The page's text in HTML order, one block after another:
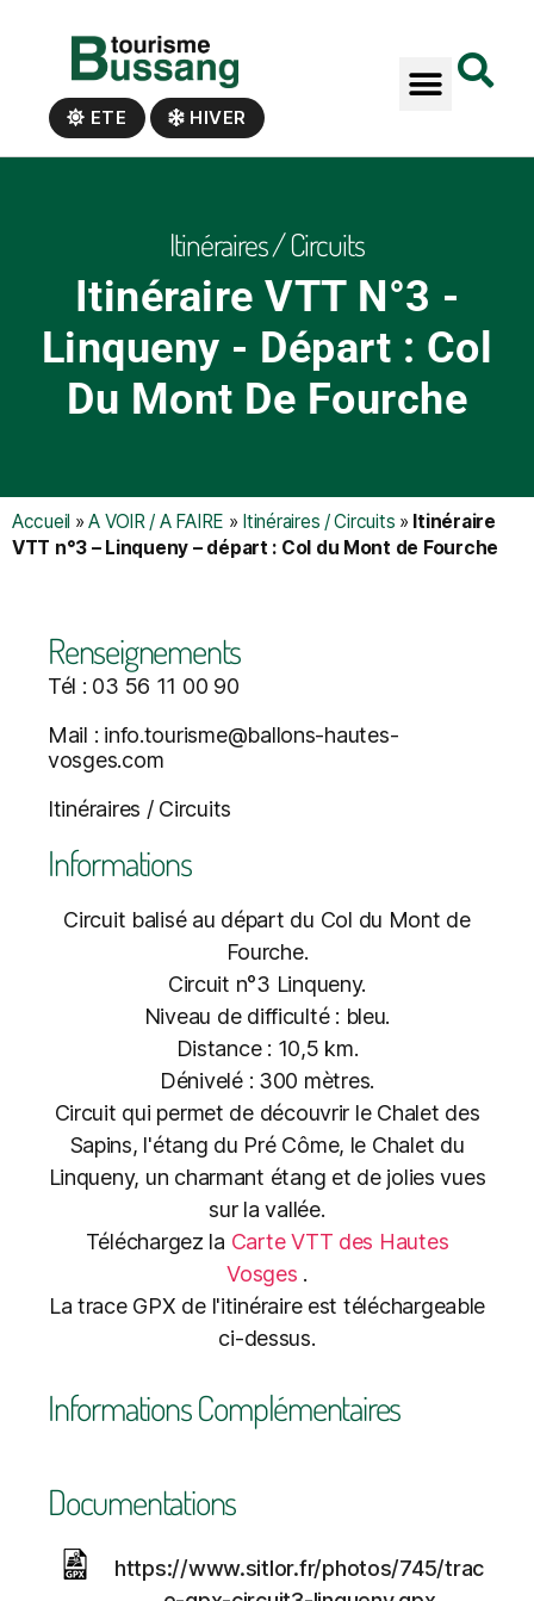
ETE HIVER
Itinéraires / Circuits
Itinéraire VTT N°3 -
Linqueny - Départ : Col
Du Mont De Fourche
Accueil »A VOIR / A FAIRE » Itinéraires / Circuits » Itinéraire
VTT n°3 – Linqueny – départ : Col du Mont de Fourche
Renseignements
Tél : 03 56 11 00 90
Mail : info.tourisme@ballons-hautes-
vosges.com
Itinéraires / Circuits
Informations
Circuit balisé au départ du Col du Mont de
Fourche.
Circuit n°3 Linqueny.
Niveau de difficulté : bleu.
Distance : 10,5 km.
Dénivelé : 300 mètres.
Circuit qui permet de découvrir le Chalet des
Sapins, l'étang du Pré Côme, le Chalet du
Linqueny, un charmant étang et de jolies vues
sur la vallée.
Téléchargez la Carte VTT des Hautes
Vosges .
La trace GPX de l'itinéraire est téléchargeable
ci-dessus.
Informations Complémentaires
Documentations
https://www.sitlor.fr/photos/745/trac